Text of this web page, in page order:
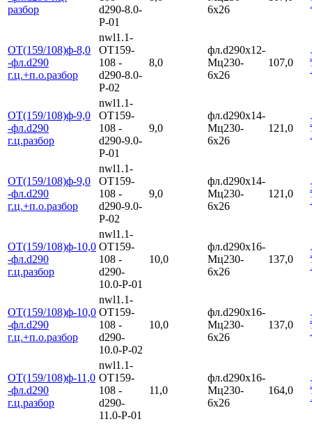
разбор
d290-8.0-
Р-01
6х26
ОТ(159/108)ф-8,0
-фл.d290
г.ц.+п.о.разбор
nwl1.1-
ОТ159-
108 -
d290-8.0-
Р-02
8,0
фл.d290х12-
Мц230-
6х26
107,0
ОТ(159/108)ф-9,0
-фл.d290
г.ц.разбор
nwl1.1-
ОТ159-
108 -
d290-9.0-
Р-01
9,0
фл.d290х14-
Мц230-
6х26
121,0
ОТ(159/108)ф-9,0
-фл.d290
г.ц.+п.о.разбор
nwl1.1-
ОТ159-
108 -
d290-9.0-
Р-02
9,0
фл.d290х14-
Мц230-
6х26
121,0
ОТ(159/108)ф-10,0
-фл.d290
г.ц.разбор
nwl1.1-
ОТ159-
108 -
d290-
10.0-Р-01
10,0
фл.d290х16-
Мц230-
6х26
137,0
ОТ(159/108)ф-10,0
-фл.d290
г.ц.+п.о.разбор
nwl1.1-
ОТ159-
108 -
d290-
10.0-Р-02
10,0
фл.d290х16-
Мц230-
6х26
137,0
ОТ(159/108)ф-11,0
-фл.d290
г.ц.разбор
nwl1.1-
ОТ159-
108 -
d290-
11.0-Р-01
11,0
фл.d290х16-
Мц230-
6х26
164,0